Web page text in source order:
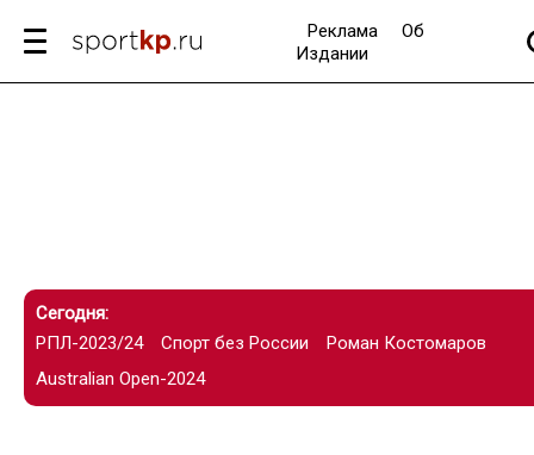
Реклама
Об
Издании
Сегодня:
РПЛ-2023/24
Спорт без России
Роман Костомаров
Australian Open-2024